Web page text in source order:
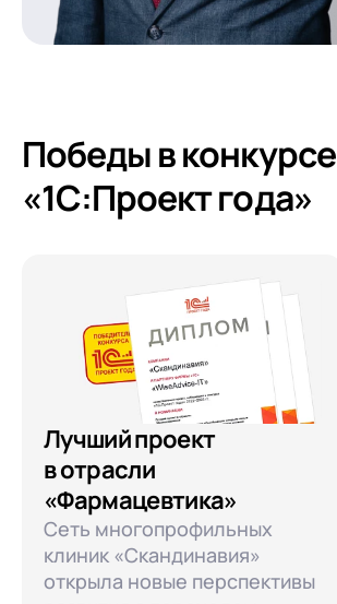
Победы в конкурсе
«1С:Проект года»
Лучший проект
в отрасли
«Фармацевтика»
Сеть многопрофильных
клиник «Скандинавия»
открыла новые перспективы